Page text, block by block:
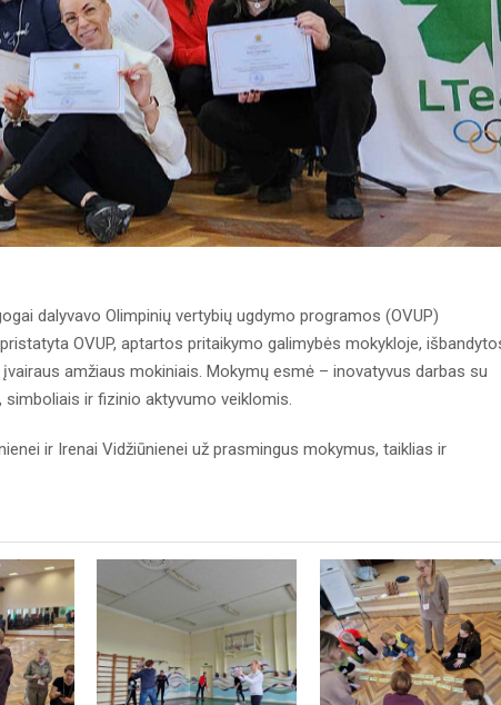
dalyvavo Olimpinių vertybių ugdymo programos (OVUP)
OVUP, aptartos pritaikymo galimybės mokykloje,
amžiaus mokiniais. Mokymų esmė – inovatyvus darbas su
ir fizinio aktyvumo veiklomis.
ir Irenai Vidžiūnienei už prasmingus mokymus, taiklias ir